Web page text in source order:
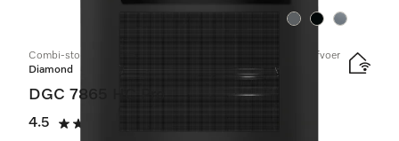
Kleur:Kleur:Kleur:
Combi-stoomoven met aansluiting voor vers water en waterafvoer
Diamond
DGC 7865 HC Pro
4.5
4.5 sterren op 5